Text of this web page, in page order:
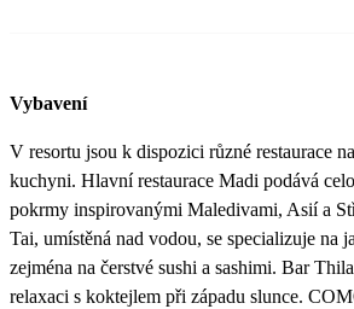
Vybavení
V resortu jsou k dispozici různé restaurace
kuchyni. Hlavní restaurace Madi podává
pokrmy inspirovanými Maledivami, Asií a
Tai, umístěná nad vodou, se specializuje na
zejména na čerstvé sushi a sashimi. Bar
relaxaci s koktejlem při západu slunce.